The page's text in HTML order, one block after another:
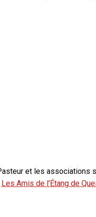
et les associations
Les Amis de l’Étang de